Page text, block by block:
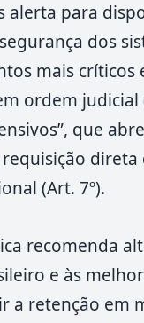
alerta para
dos
mais críticos
ordem judicial
que
(Art. 7º).
recomenda
e às
a retenção em